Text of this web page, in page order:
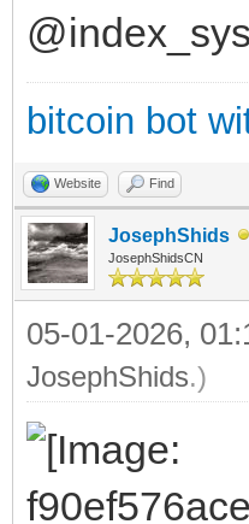
bitcoin bot
Website Find
JosephShids
JosephShidsCN
05-01-2026,
JosephShids.)